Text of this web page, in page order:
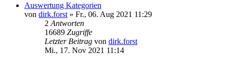
Auswertung Kategorien
von dirk.forst » Fr., 06. Aug 2021 11:29
2 Antworten
16689 Zugriffe
Letzter Beitrag von dirk.forst
Mi., 17. Nov 2021 11:14